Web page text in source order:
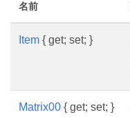
名前
Item { get; set; }
Matrix00 { get; set; }